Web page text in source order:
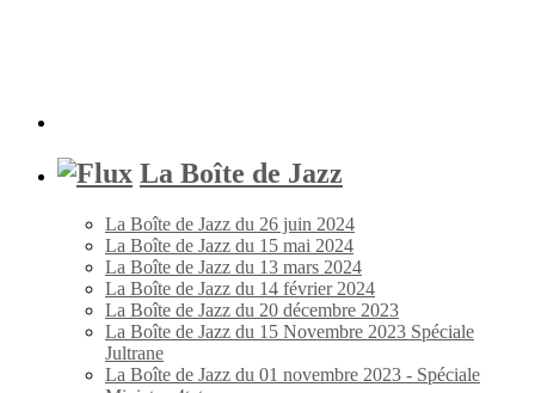
La Boîte de Jazz
La Boîte de Jazz du 26 juin 2024
La Boîte de Jazz du 15 mai 2024
La Boîte de Jazz du 13 mars 2024
La Boîte de Jazz du 14 février 2024
La Boîte de Jazz du 20 décembre 2023
La Boîte de Jazz du 15 Novembre 2023 Spéciale
Jultrane
La Boîte de Jazz du 01 novembre 2023 - Spéciale